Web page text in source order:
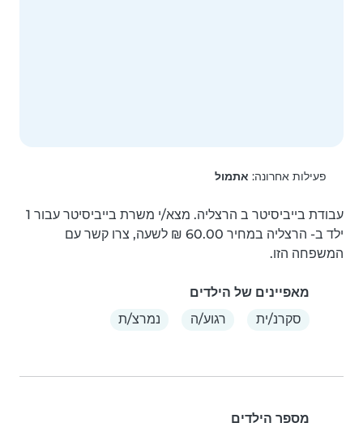
פעילות אחרונה: אתמול
המשפחה הזו.
מאפיינים של הילדים
סקרנ/ית
רגוע/ה נמרצ/ת
מספר הילדים